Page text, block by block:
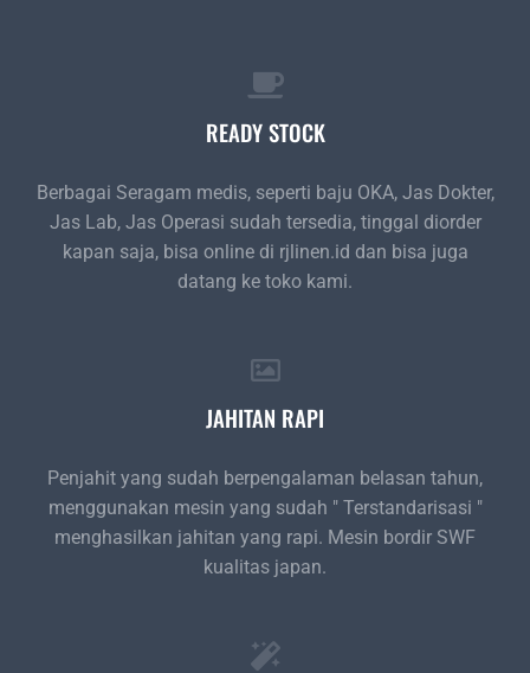
READY STOCK
Berbagai Seragam medis, seperti baju OKA, Jas Dokter,
Jas Lab, Jas Operasi sudah tersedia, tinggal diorder
kapan saja, bisa online di rjlinen.id dan bisa juga
datang ke toko kami.
JAHITAN RAPI
Penjahit yang sudah berpengalaman belasan tahun,
menggunakan mesin yang sudah " Terstandarisasi "
menghasilkan jahitan yang rapi. Mesin bordir SWF
kualitas japan.